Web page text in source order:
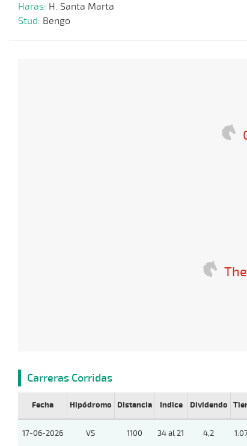
Haras: H. Santa Marta
Stud: Bengo
Carreras Corridas
Fecha Hipódromo Distancia Indice Dividendo
17-06-2026 VS 1100 34 al 21 4,2